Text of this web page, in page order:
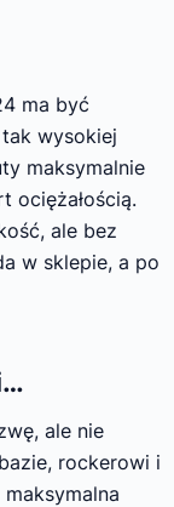
ma być
wysokiej
maksymalnie
ociężałością.
ale bez
w sklepie, a po
ale nie
rockerowi i